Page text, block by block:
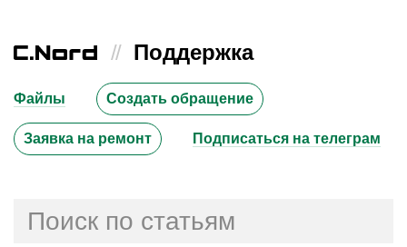
// Поддержка
Файлы Создать обращение
Заявка на ремонт Подписаться на телеграм